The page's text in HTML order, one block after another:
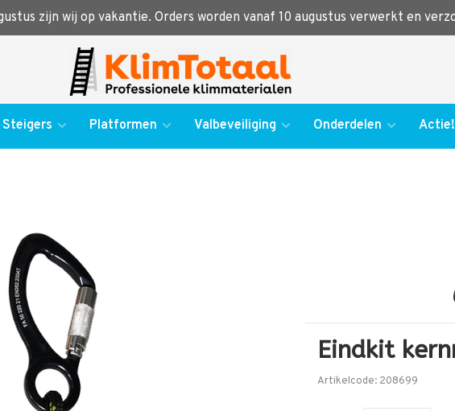
zijn wij op vakantie. Orders worden vanaf 10 augustus verwerkt en
Steigers Platformen Valbeveiliging Onderdelen Actie!
Eindkit
Artikelcode: 208699